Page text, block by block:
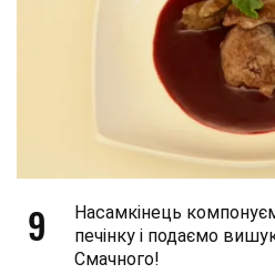
9
Насамкінець
печінку і подаємо
Смачного!